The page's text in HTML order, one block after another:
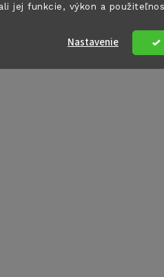
jej funkcie, výkon a
Nastavenie